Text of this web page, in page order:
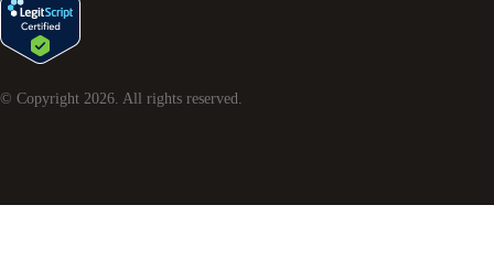
© Copyright 2026 . All rights reserved.